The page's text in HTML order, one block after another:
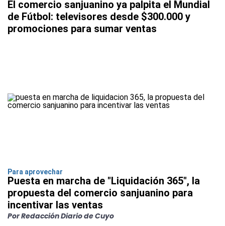
El comercio sanjuanino ya palpita el Mundial
de Fútbol: televisores desde $300.000 y
promociones para sumar ventas
Para aprovechar
Puesta en marcha de "Liquidación 365", la
propuesta del comercio sanjuanino para
incentivar las ventas
Por Redacción Diario de Cuyo